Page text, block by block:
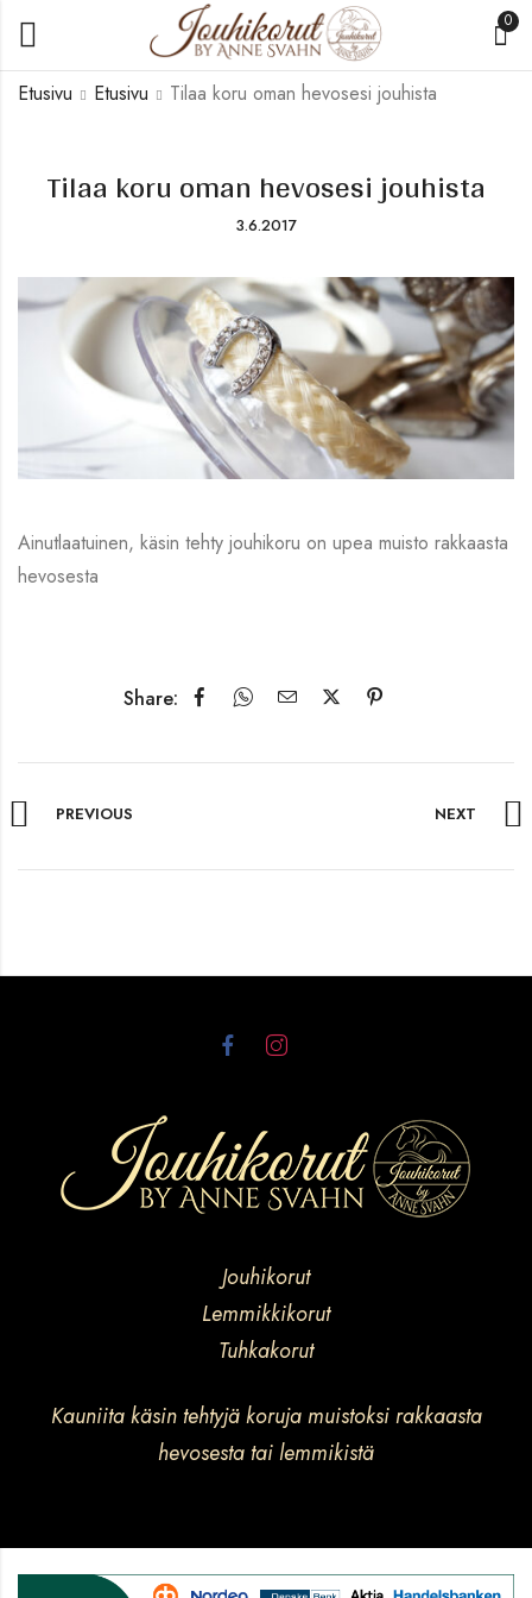
0
Etusivu Etusivu Tilaa koru oman hevosesi jouhista
Tilaa koru oman hevosesi jouhista
3.6.2017
Ainutlaatuinen, käsin tehty jouhikoru on upea muisto rakkaasta
hevosesta
Share:
PREVIOUS NEXT
Jouhikorut
Lemmikkikorut
Tuhkakorut
Kauniita käsin tehtyjä koruja muistoksi rakkaasta
hevosesta tai lemmikistä